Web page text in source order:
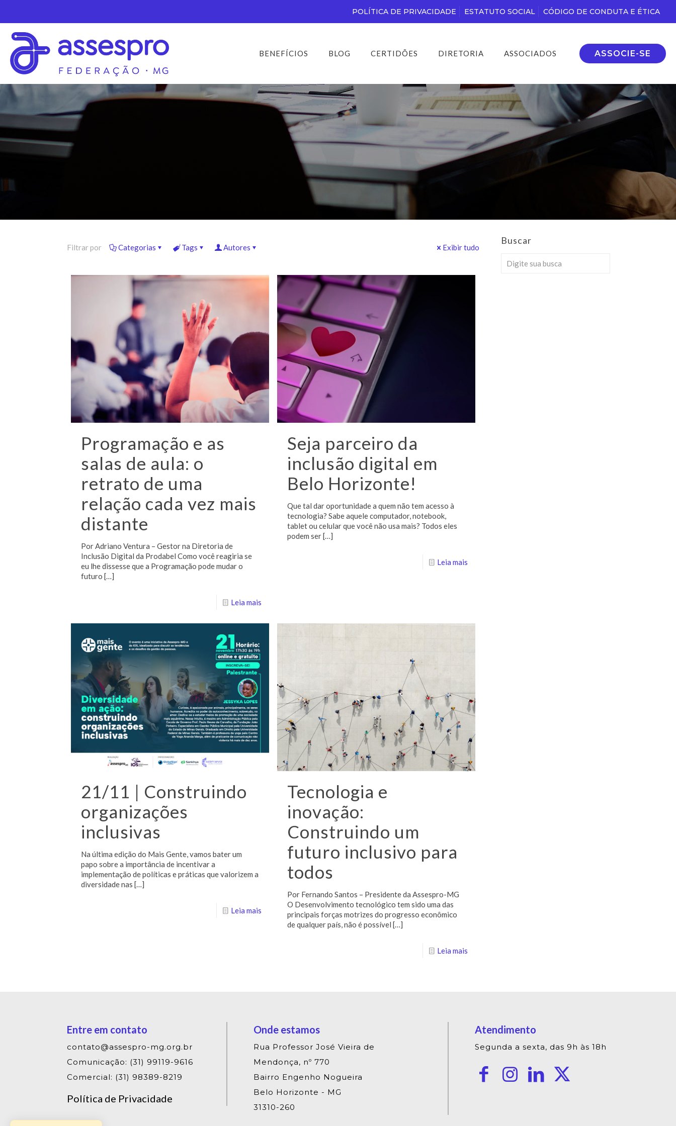
POLÍTICA DE PRIVACIDADE ESTATUTO SOCIAL CÓDIGO DE CONDUTA E ÉTICA
BENEFÍCIOS BLOG CERTIDÕES DIRETORIA ASSOCIADOS ASSOCIE-SE
Filtrar por Categorias Tags Autores Exibir tudo
Programação e as
salas de aula: o
retrato de uma
relação cada vez mais
distante
Por Adriano Ventura – Gestor na Diretoria de
Inclusão Digital da Prodabel Como você reagiria se
eu lhe dissesse que a Programação pode mudar o
futuro […]
Leia mais
Seja parceiro da
inclusão digital em
Belo Horizonte!
Que tal dar oportunidade a quem não tem acesso à
tecnologia? Sabe aquele computador, notebook,
tablet ou celular que você não usa mais? Todos eles
podem ser[…]
Leia mais
21/11 | Construindo
organizações
inclusivas
Na última edição do Mais Gente, vamos bater um
papo sobre a importância de incentivar a
implementação de políticas e práticas que valorizem a
diversidade nas […]
Leia mais
Tecnologia e
inovação:
Construindo um
futuro inclusivo para
todos
Por Fernando Santos – Presidente da Assespro-MG
O Desenvolvimento tecnológico tem sido uma das
principais forças motrizes do progresso econômico
de qualquer país, não é possível […]
Leia mais
Buscar
Entre em contato
contato@assespro-mg.org.br
Comunicação: (31) 99119-9616
Comercial: (31) 98389-8219
Política de Privacidade
Onde estamos
Rua Professor José Vieira de
Mendonça, nº 770
Bairro Engenho Nogueira
Belo Horizonte - MG
31310-260
Atendimento
Segunda a sexta, das 9h às 18h